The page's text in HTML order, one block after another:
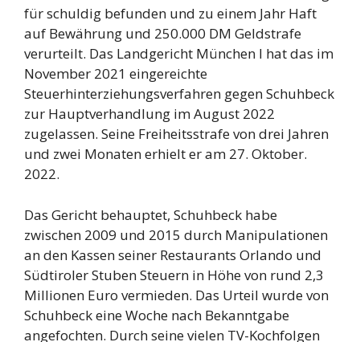
für schuldig befunden und zu einem Jahr Haft
auf Bewährung und 250.000 DM Geldstrafe
verurteilt. Das Landgericht München I hat das im
November 2021 eingereichte
Steuerhinterziehungsverfahren gegen Schuhbeck
zur Hauptverhandlung im August 2022
zugelassen. Seine Freiheitsstrafe von drei Jahren
und zwei Monaten erhielt er am 27. Oktober.
2022.
Das Gericht behauptet, Schuhbeck habe
zwischen 2009 und 2015 durch Manipulationen
an den Kassen seiner Restaurants Orlando und
Südtiroler Stuben Steuern in Höhe von rund 2,3
Millionen Euro vermieden. Das Urteil wurde von
Schuhbeck eine Woche nach Bekanntgabe
angefochten. Durch seine vielen TV-Kochfolgen